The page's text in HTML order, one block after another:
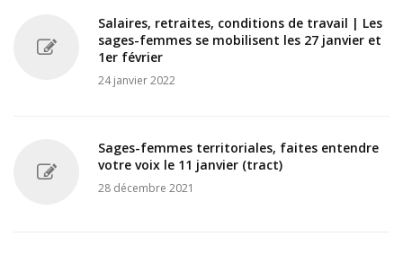
Salaires, retraites, conditions de travail | Les
sages-femmes se mobilisent les 27 janvier et
1er février
24 janvier 2022
Sages-femmes territoriales, faites entendre
votre voix le 11 janvier (tract)
28 décembre 2021